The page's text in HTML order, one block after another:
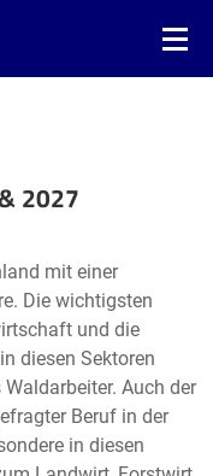
2027
© OpenStreetMap2
mit einer
Die wichtigsten
und die
diesen Sektoren
Auch der
Beruf in der
in diesen